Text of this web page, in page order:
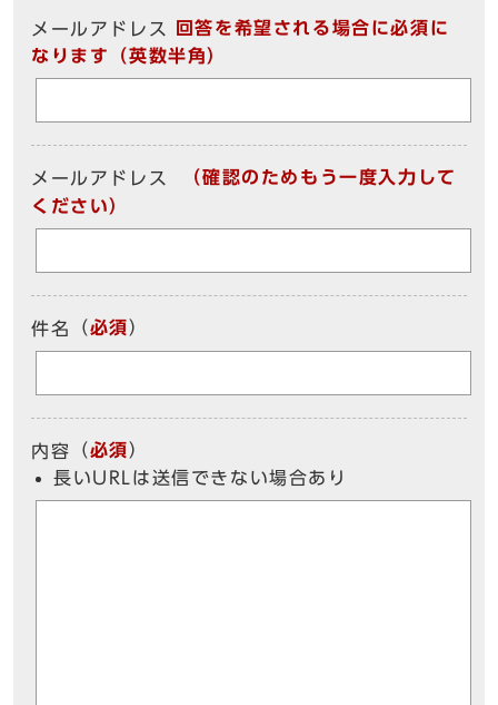
メールアドレス
回答を希望される場合に必須に
なります（英数半角）
メールアドレス
（確認のためもう一度入力して
ください）
件名 （必須）
内容 （必須）
長いURLは送信できない場合あり